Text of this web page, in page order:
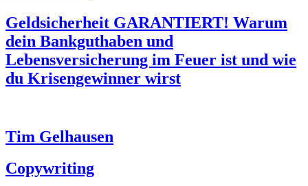
Geldsicherheit GARANTIERT! Warum
dein Bankguthaben und
Lebensversicherung im Feuer ist und wie
du Krisengewinner wirst
Tim Gelhausen
Copywriting